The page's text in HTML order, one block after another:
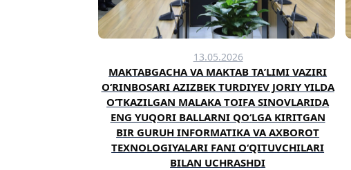
13.05.2026
MAKTABGACHA VA MAKTAB TAʼLIMI VAZIRI
OʻRINBOSARI AZIZBEK TURDIYEV JORIY YILDA
OʻTKAZILGAN MALAKA TOIFA SINOVLARIDA
ENG YUQORI BALLARNI QOʻLGA KIRITGAN
BIR GURUH INFORMATIKA VA AXBOROT
TEXNOLOGIYALARI FANI OʻQITUVCHILARI
BILAN UCHRASHDI